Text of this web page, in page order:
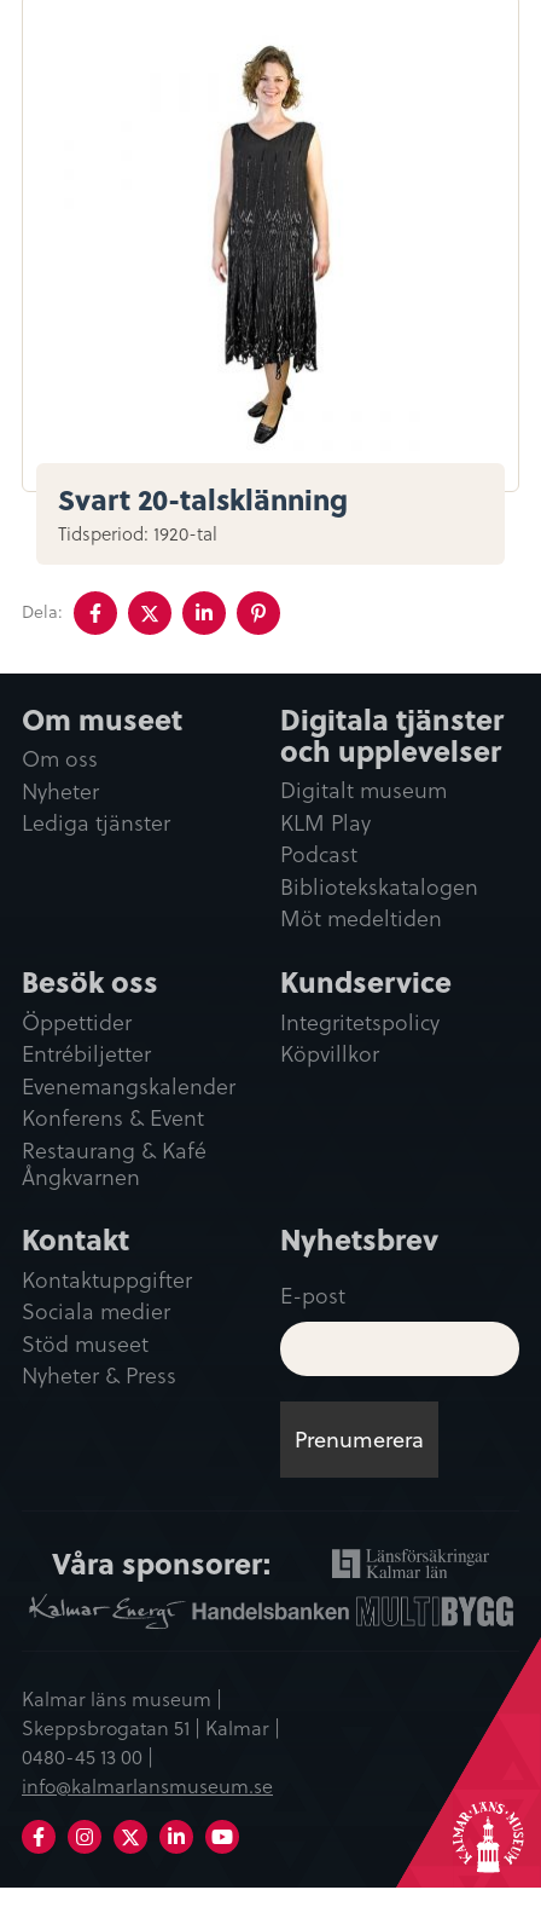
Svart 20-talsklänning
Tidsperiod: 1920-tal
Dela:
Dela
på
Dela
på
Dela
på
på
Om museet
Om oss
Nyheter
Lediga tjänster
Digitala tjänster
och upplevelser
Digitalt museum
KLM Play
Podcast
Bibliotekskatalogen
Möt medeltiden
Besök oss
Öppettider
Entrébiljetter
Evenemangskalender
Konferens & Event
Restaurang & Kafé
Ångkvarnen
Kundservice
Integritetspolicy
Köpvillkor
Kontakt
Kontaktuppgifter
Sociala medier
Stöd museet
Nyheter & Press
Nyhetsbrev
E-post
Våra sponsorer:
Kalmar läns museum |
Skeppsbrogatan 51 | Kalmar |
0480-45 13 00 |
info@kalmarlansmuseum.se
FacebookInstagram LinkedIn